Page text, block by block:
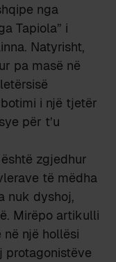
nga
Tapiola” i
Natyrisht,
pa masë në
i një tjetër
për t’u
zgjedhur
të mëdha
nuk dyshoj,
Mirëpo artikulli
në një hollësi
protagonistëve